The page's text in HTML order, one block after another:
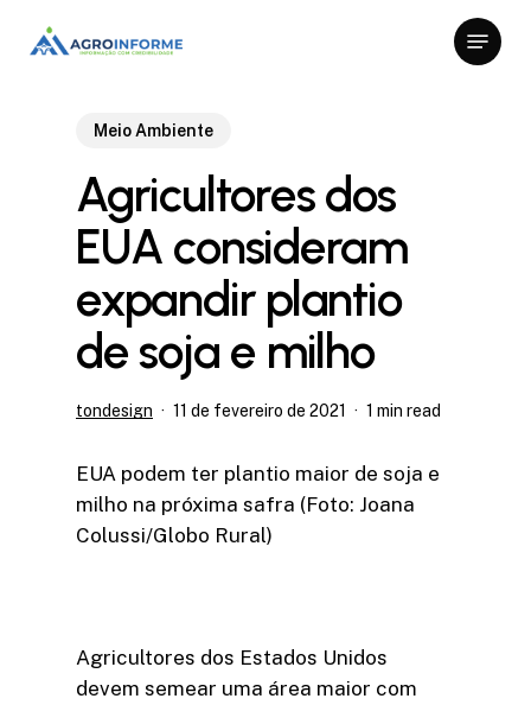
Menu
Meio Ambiente
Agricultores dos
EUA consideram
expandir plantio
de soja e milho
tondesign 11 de fevereiro de 2021 1 min read
EUA podem ter plantio maior de soja e
milho na próxima safra (Foto: Joana
Colussi/Globo Rural)
Agricultores dos Estados Unidos
devem semear uma área maior com